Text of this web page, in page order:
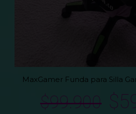
MaxGamer Funda para Silla
$99.900 $